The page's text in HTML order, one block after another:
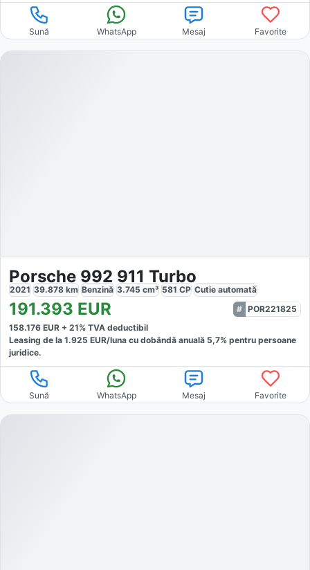
Sună WhatsApp Mesaj Favorite
Porsche 992 911 Turbo
2021 39.878 km Benzină 3.745 cm³ 581 CP Cutie automată
191.393 EUR
POR221825
158.176 EUR + 21% TVA deductibil
Leasing de la 1.925 EUR/luna cu dobăndă anuală 5,7% pentru persoane
juridice.
Sună WhatsApp Mesaj Favorite